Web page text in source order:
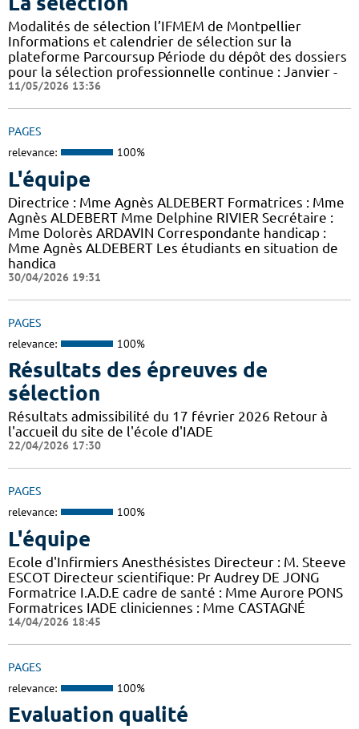
Modalités de sélection l’IFMEM de Montpellier
Informations et calendrier de sélection sur la
plateforme Parcoursup Période du dépôt des dossiers
pour la sélection professionnelle continue : Janvier -
11/05/2026 13:36
PAGES
relevance: 100%
L'équipe
Directrice : Mme Agnès ALDEBERT Formatrices : Mme
Agnès ALDEBERT Mme Delphine RIVIER Secrétaire :
Mme Dolorès ARDAVIN Correspondante handicap :
Mme Agnès ALDEBERT Les étudiants en situation de
handica
30/04/2026 19:31
PAGES
relevance: 100%
Résultats des épreuves de
sélection
Résultats admissibilité du 17 février 2026 Retour à
l'accueil du site de l'école d'IADE
22/04/2026 17:30
PAGES
relevance: 100%
L'équipe
Ecole d'Infirmiers Anesthésistes Directeur : M. Steeve
ESCOT Directeur scientifique: Pr Audrey DE JONG
Formatrice I.A.D.E cadre de santé : Mme Aurore PONS
Formatrices IADE cliniciennes : Mme CASTAGNÉ
14/04/2026 18:45
PAGES
relevance: 100%
Evaluation qualité